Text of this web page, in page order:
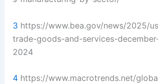
3 https://www.bea.gov/news/2025/
trade-goods-and-services-
2024
4https://www.macrotrends.net/